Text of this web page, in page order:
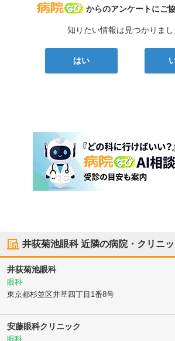
病院なび
からのアンケートにご
知りたい情報は見つかりま
はい
井荻菊池眼科近隣の病院・クリニッ
井荻菊池眼科
眼科
東京都杉並区井草四丁目1番8号
安藤眼科クリニック
眼科